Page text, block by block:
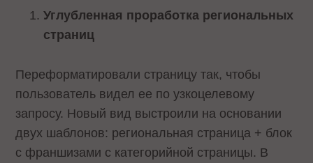
Углубленная проработка региональных
страниц
Переформатировали страницу так, чтобы
пользователь видел ее по узкоцелевому
запросу. Новый вид выстроили на основании
двух шаблонов: региональная страница + блок
с франшизами с категорийной страницы. В